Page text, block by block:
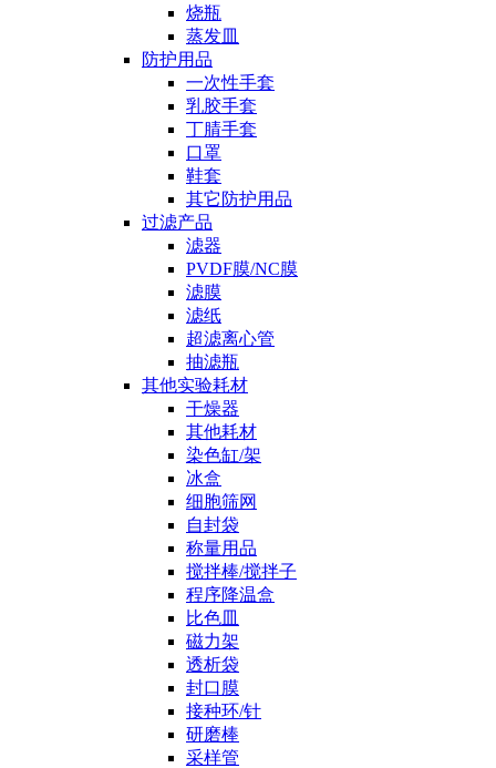
烧瓶
蒸发皿
防护用品
一次性手套
乳胶手套
丁腈手套
口罩
鞋套
其它防护用品
过滤产品
滤器
PVDF膜/NC膜
滤膜
滤纸
超滤离心管
抽滤瓶
其他实验耗材
干燥器
其他耗材
染色缸/架
冰盒
细胞筛网
自封袋
称量用品
搅拌棒/搅拌子
程序降温盒
比色皿
磁力架
透析袋
封口膜
接种环/针
研磨棒
采样管